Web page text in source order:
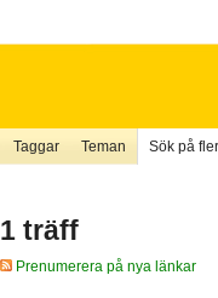
Taggar Teman Sök på
1 träff
Prenumerera på nya länkar